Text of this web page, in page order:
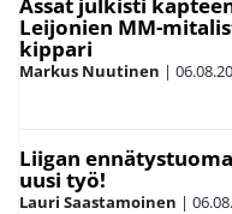
Leijonien MM-
kippari
Markus Nuutinen |
Liigan
uusi työ!
Lauri Saastamoinen |